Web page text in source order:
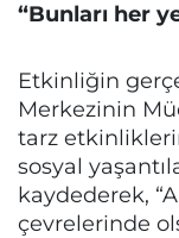
“Bunları her
Etkinliğin
Merkezinin
tarz
sosyal
kaydederek,
çevrelerinde